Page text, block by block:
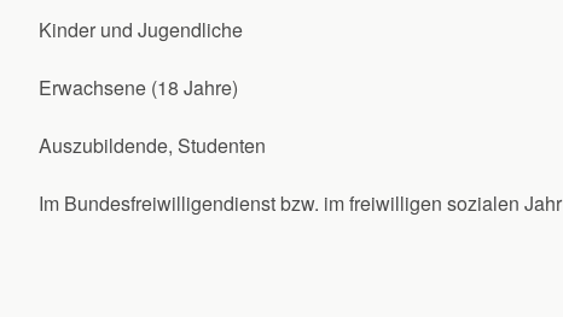
Kinder und Jugendliche
Erwachsene (18 Jahre)
Auszubildende, Studenten
Im Bundesfreiwilligendienst bzw. im freiwilligen sozialen Jahr